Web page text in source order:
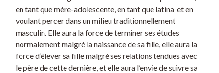
en tant que mère-adolescente, en tant que latina, et en
voulant percer dans un milieu traditionnellement
masculin. Elle aura la force de terminer ses études
normalement malgré la naissance de sa fille, elle aura la
force d’élever sa fille malgré ses relations tendues avec
le père de cette dernière, et elle aura l’envie de suivre sa